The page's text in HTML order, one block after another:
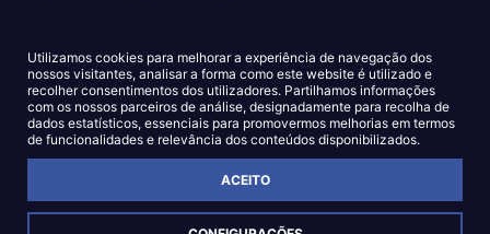
Política de Cookies Política de Privacidade
Utilizamos cookies para melhorar a experiência de navegação dos
nossos visitantes, analisar a forma como este website é utilizado e
recolher consentimentos dos utilizadores. Partilhamos informações
com os nossos parceiros de análise, designadamente para recolha de
dados estatísticos, essenciais para promovermos melhorias em termos
de funcionalidades e relevância dos conteúdos disponibilizados.
ACEITO